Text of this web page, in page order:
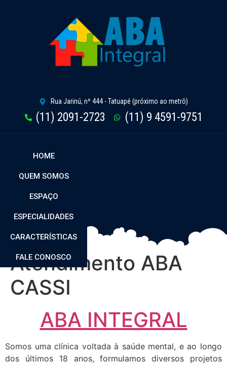
Rua Jarinú, nº 444 - Tatuapé (próximo ao metrô)
(11) 2091-2723 (11) 9 4591-9751
HOME
QUEM SOMOS
ESPAÇO
ESPECIALIDADES
CARACTERÍSTICAS
FALE CONOSCO
Atendimento ABA
CASSI
ABA INTEGRAL
Somos uma clínica voltada à saúde mental, e ao longo
dos últimos 18 anos, formulamos diversos projetos